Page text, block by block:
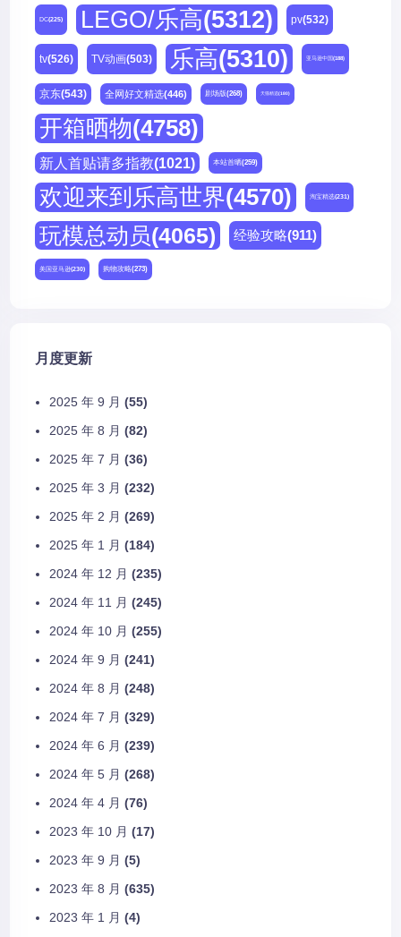
DC(225) LEGO/乐高(5312) pv(532)
tv(526) TV动画(503) 乐高(5310) 亚马逊中国(188)
京东(543) 全网好文精选(446) 剧场版(268) 天猫精选(180)
开箱晒物(4758)
新人首贴请多指教(1021) 本站首晒(259)
欢迎来到乐高世界(4570) 淘宝精选(231)
玩模总动员(4065) 经验攻略(911)
美国亚马逊(230) 购物攻略(273)
月度更新
2025 年 9 月 (55)
2025 年 8 月 (82)
2025 年 7 月 (36)
2025 年 3 月 (232)
2025 年 2 月 (269)
2025 年 1 月 (184)
2024 年 12 月 (235)
2024 年 11 月 (245)
2024 年 10 月 (255)
2024 年 9 月 (241)
2024 年 8 月 (248)
2024 年 7 月 (329)
2024 年 6 月 (239)
2024 年 5 月 (268)
2024 年 4 月 (76)
2023 年 10 月 (17)
2023 年 9 月 (5)
2023 年 8 月 (635)
2023 年 1 月 (4)